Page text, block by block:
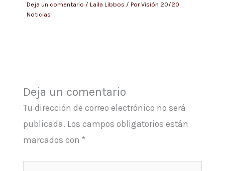
Deja un comentario / Laila Libbos / PorVisión 20/20
Noticias
Deja un comentario
Tu dirección de correo electrónico no será
publicada. Los campos obligatorios están
marcados con *